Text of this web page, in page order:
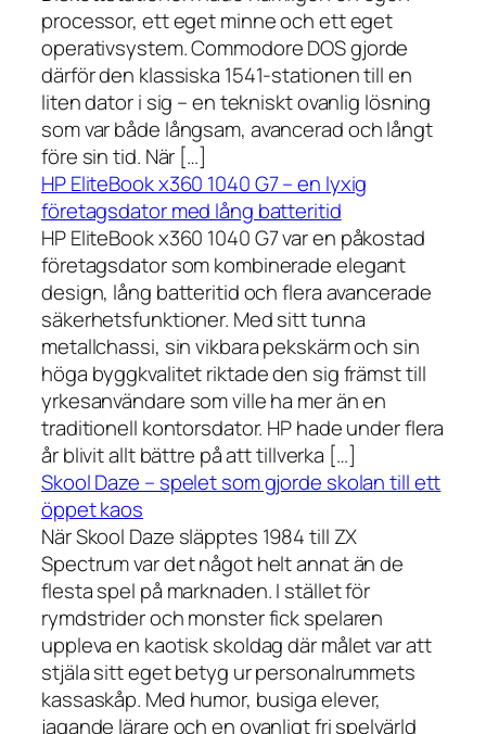
processor, ett eget minne och ett eget
operativsystem. Commodore DOS gjorde
därför den klassiska 1541-stationen till en
liten dator i sig – en tekniskt ovanlig lösning
som var både långsam, avancerad och långt
före sin tid. När […]
HP EliteBook x360 1040 G7 – en lyxig
företagsdator med lång batteritid
HP EliteBook x360 1040 G7 var en påkostad
företagsdator som kombinerade elegant
design, lång batteritid och flera avancerade
säkerhetsfunktioner. Med sitt tunna
metallchassi, sin vikbara pekskärm och sin
höga byggkvalitet riktade den sig främst till
yrkesanvändare som ville ha mer än en
traditionell kontorsdator. HP hade under flera
år blivit allt bättre på att tillverka […]
Skool Daze – spelet som gjorde skolan till ett
öppet kaos
När Skool Daze släpptes 1984 till ZX
Spectrum var det något helt annat än de
flesta spel på marknaden. I stället för
rymdstrider och monster fick spelaren
uppleva en kaotisk skoldag där målet var att
stjäla sitt eget betyg ur personalrummets
kassaskåp. Med humor, busiga elever,
jagande lärare och en ovanligt fri spelvärld